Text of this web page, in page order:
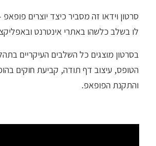
סרטון וידאו זה מסביר כיצד יוצרים
לו בשלב כלשהו באתרי אינטרנט
בסרטון מוצגים כל השלבים העיקריים
הטופס, עיצוב דף תודה, קביעת חוקים
והתקנת הפופאפ.